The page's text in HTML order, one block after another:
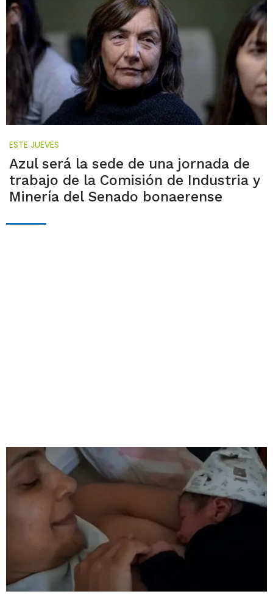
ESTE JUEVES
Azul será la sede de una jornada de
trabajo de la Comisión de Industria y
Minería del Senado bonaerense